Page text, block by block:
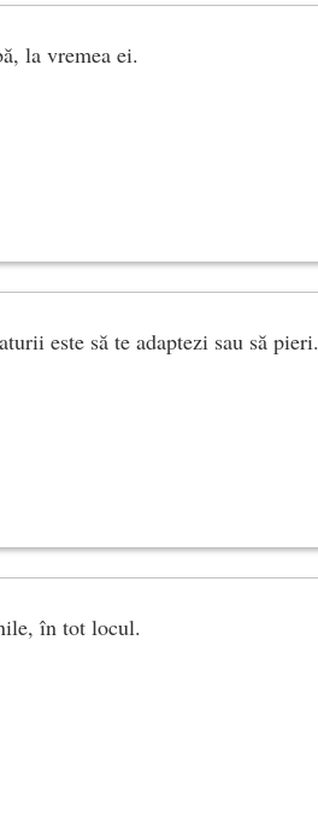
la vremea ei.
este să te adaptezi sau să pieri.
în tot locul.